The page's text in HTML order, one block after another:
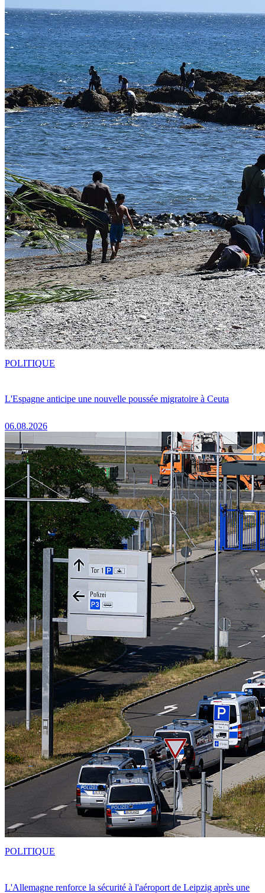
L'Espagne anticipe une nouvelle poussée migratoire à Ceuta
06.08.2026
POLITIQUE
L'Allemagne renforce la sécurité à l'aéroport de Leipzig après une
POLITIQUE